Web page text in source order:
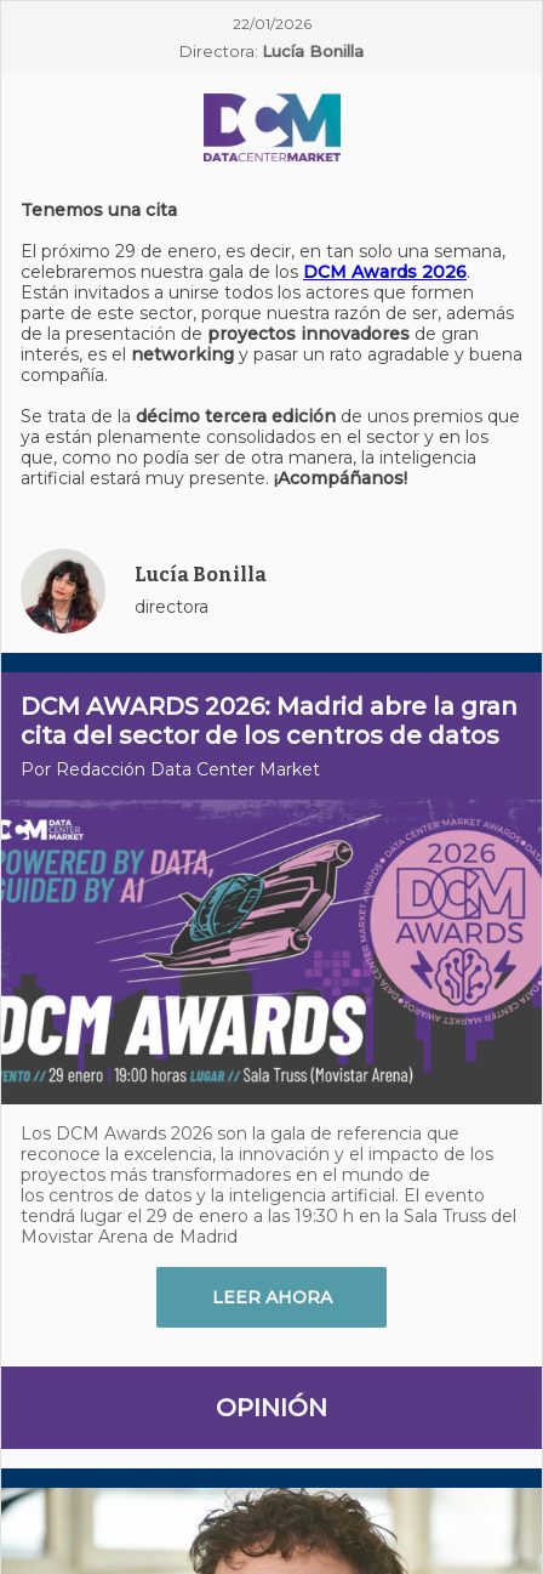
22/01/2026
Directora: Lucía Bonilla
Tenemos una cita
El próximo 29 de enero, es decir, en tan solo una semana,
celebraremos nuestra gala de los DCM Awards 2026.
Están invitados a unirse todos los actores que formen
parte de este sector, porque nuestra razón de ser, además
de la presentación de proyectos innovadores de gran
interés, es el networking y pasar un rato agradable y buena
compañía.
Se trata de la décimo tercera edición de unos premios que
ya están plenamente consolidados en el sector y en los
que, como no podía ser de otra manera, la inteligencia
artificial estará muy presente. ¡Acompáñanos!
Lucía Bonilla
directora
DCM AWARDS 2026: Madrid abre la gran
cita del sector de los centros de datos
Por Redacción Data Center Market
Los DCM Awards 2026 son la gala de referencia que
reconoce la excelencia, la innovación y el impacto de los
proyectos más transformadores en el mundo de
los centros de datos y la inteligencia artificial. El evento
tendrá lugar el 29 de enero a las 19:30 h en la Sala Truss del
Movistar Arena de Madrid
LEER AHORA
OPINIÓN